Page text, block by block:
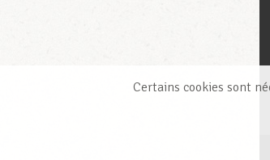
Certains cookies sont